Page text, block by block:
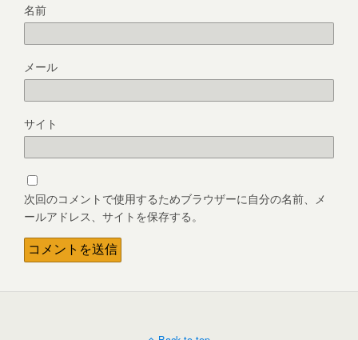
名前
メール
サイト
次回のコメントで使用するためブラウザーに自分の名前、メ
ールアドレス、サイトを保存する。